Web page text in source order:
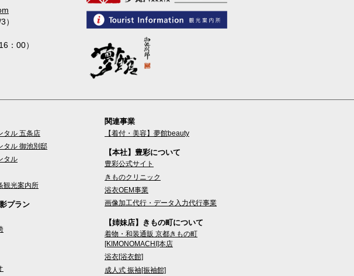
）
：00）
タル 五条店
タル 御池別邸
タル
観光案内所
プラン
関連事業
【着付・美容】夢館beauty
【本社】豊彩について
豊彩公式サイト
きものクリニック
浴衣OEM事業
画像加工代行・データ入力代行事業
【姉妹店】きもの町について
着物・和装通販 京都きもの町
[KIMONOMACHI]本店
浴衣[浴衣館]
成人式 振袖[振袖館]